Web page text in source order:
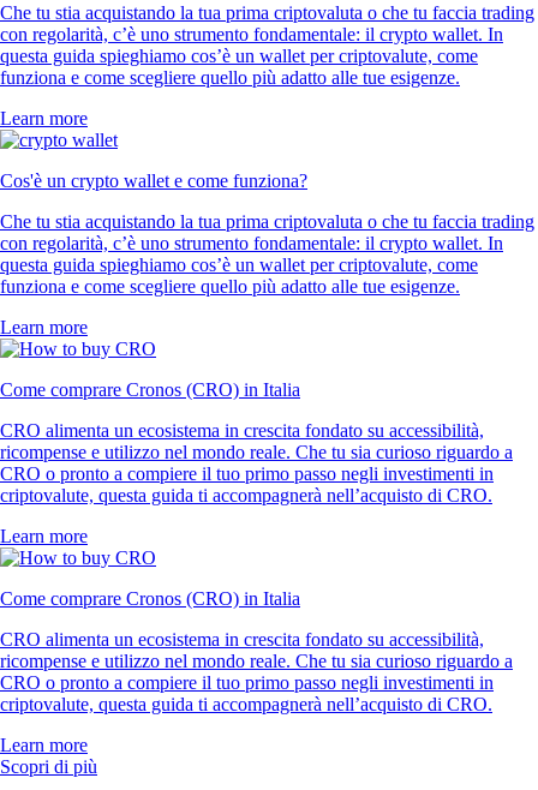
Che tu stia acquistando la tua prima criptovaluta o che tu faccia trading
con regolarità, c’è uno strumento fondamentale: il crypto wallet. In
questa guida spieghiamo cos’è un wallet per criptovalute, come
funziona e come scegliere quello più adatto alle tue esigenze.
Learn more
Cos'è un crypto wallet e come funziona?
Che tu stia acquistando la tua prima criptovaluta o che tu faccia trading
con regolarità, c’è uno strumento fondamentale: il crypto wallet. In
questa guida spieghiamo cos’è un wallet per criptovalute, come
funziona e come scegliere quello più adatto alle tue esigenze.
Learn more
Come comprare Cronos (CRO) in Italia
CRO alimenta un ecosistema in crescita fondato su accessibilità,
ricompense e utilizzo nel mondo reale. Che tu sia curioso riguardo a
CRO o pronto a compiere il tuo primo passo negli investimenti in
criptovalute, questa guida ti accompagnerà nell’acquisto di CRO.
Learn more
Come comprare Cronos (CRO) in Italia
CRO alimenta un ecosistema in crescita fondato su accessibilità,
ricompense e utilizzo nel mondo reale. Che tu sia curioso riguardo a
CRO o pronto a compiere il tuo primo passo negli investimenti in
criptovalute, questa guida ti accompagnerà nell’acquisto di CRO.
Learn more
Scopri di più